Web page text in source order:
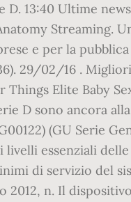
13:40 Ultime
Streaming.
e per la
29/02/16 .
Elite Baby
D sono ancora
(GU Serie
livelli essenziali
di servizio del
2012, n. Il